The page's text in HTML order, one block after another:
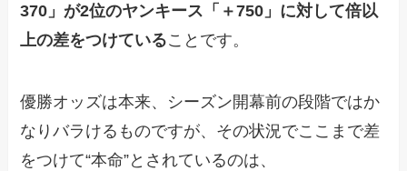
370」が2位のヤンキース「＋750」に対して倍以
上の差をつけていることです。
優勝オッズは本来、シーズン開幕前の段階ではか
なりバラけるものですが、その状況でここまで差
をつけて“本命”とされているのは、